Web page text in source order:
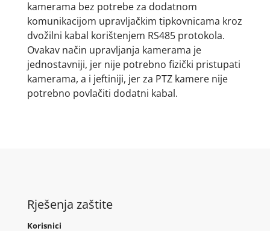
kamerama bez potrebe za dodatnom
komunikacijom upravljačkim tipkovnicama kroz
dvožilni kabal korištenjem RS485 protokola.
Ovakav način upravljanja kamerama je
jednostavniji, jer nije potrebno fizički pristupati
kamerama, a i jeftiniji, jer za PTZ kamere nije
potrebno povlačiti dodatni kabal.
Rješenja zaštite
Korisnici